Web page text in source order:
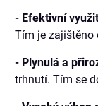
- Efektivní
Tím je zajištěno
- Plynulá a
trhnutí. Tím se